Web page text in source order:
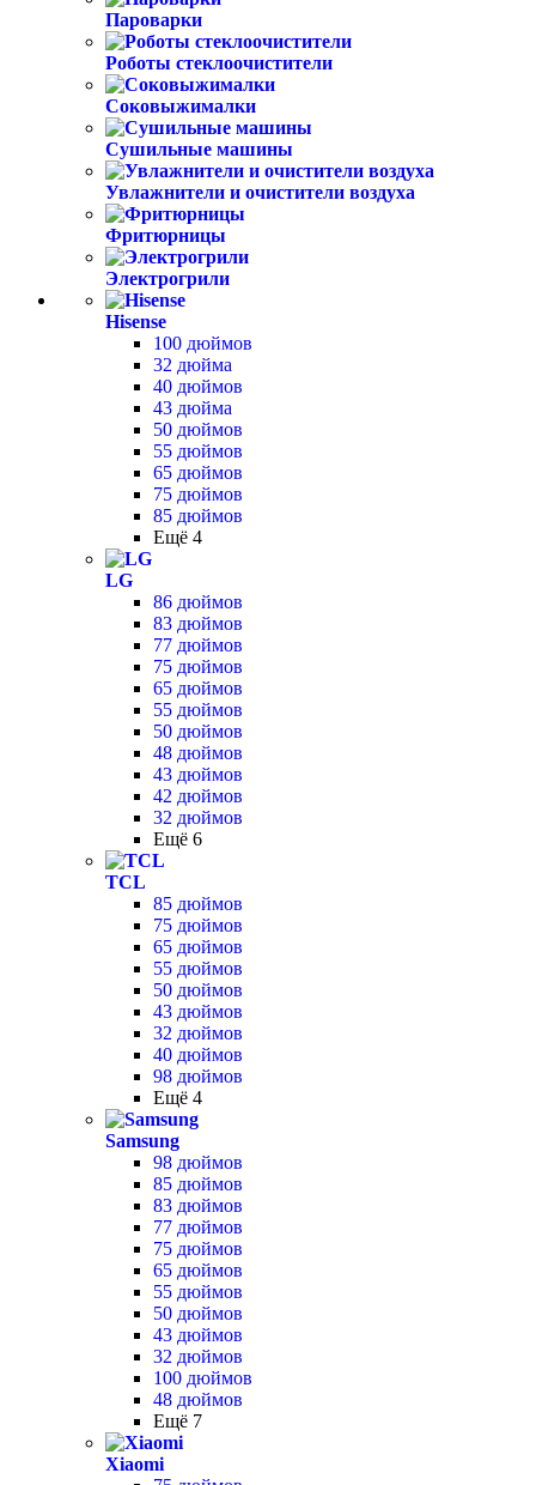
Пароварки
Роботы стеклоочистители
Соковыжималки
Сушильные машины
Увлажнители и очистители воздуха
Фритюрницы
Электрогрили
Hisense
100 дюймов
32 дюйма
40 дюймов
43 дюйма
50 дюймов
55 дюймов
65 дюймов
75 дюймов
85 дюймов
Ещё 4
LG
86 дюймов
83 дюймов
77 дюймов
75 дюймов
65 дюймов
55 дюймов
50 дюймов
48 дюймов
43 дюймов
42 дюймов
32 дюймов
Ещё 6
TCL
85 дюймов
75 дюймов
65 дюймов
55 дюймов
50 дюймов
43 дюймов
32 дюймов
40 дюймов
98 дюймов
Ещё 4
Samsung
98 дюймов
85 дюймов
83 дюймов
77 дюймов
75 дюймов
65 дюймов
55 дюймов
50 дюймов
43 дюймов
32 дюймов
100 дюймов
48 дюймов
Ещё 7
Xiaomi